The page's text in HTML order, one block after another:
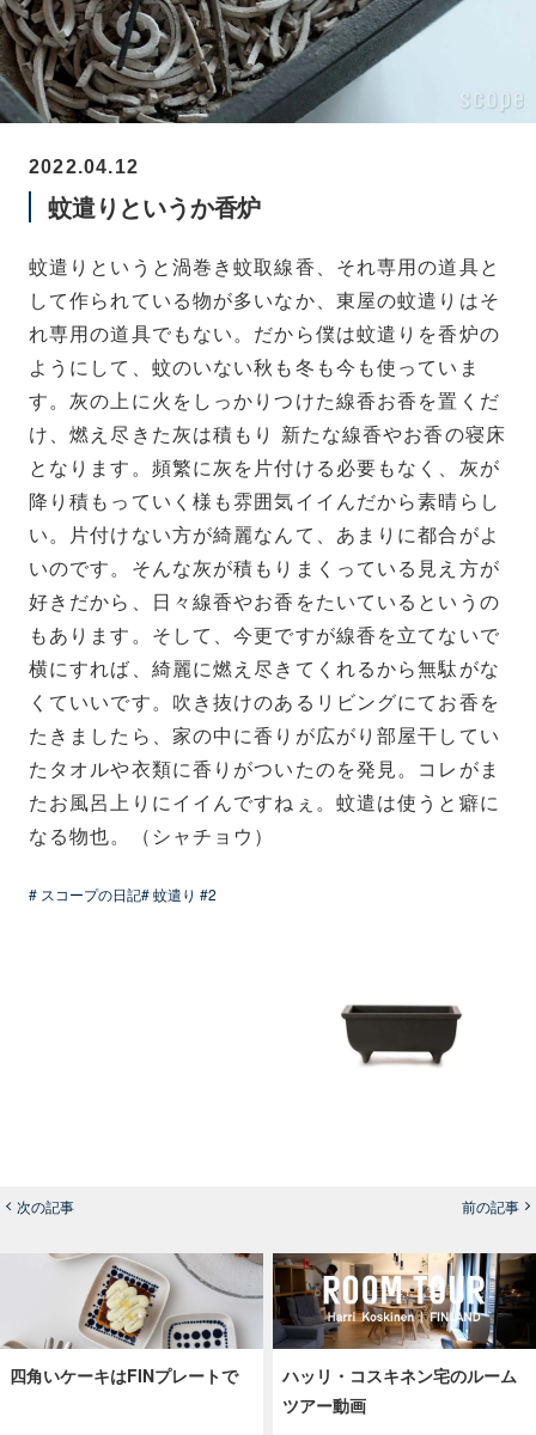
2022.04.12
蚊遣りというか香炉
蚊遣りというと渦巻き蚊取線香、それ専用の道具と
して作られている物が多いなか、東屋の蚊遣りはそ
れ専用の道具でもない。だから僕は蚊遣りを香炉の
ようにして、蚊のいない秋も冬も今も使っていま
す。 灰の上に火をしっかりつけた線香お香を置くだ
け、燃え尽きた灰は積もり 新たな線香やお香の寝床
となります。頻繁に灰を片付ける必要もなく、灰が
降り積もっていく様も雰囲気イイんだから素晴らし
い。片付けない方が綺麗なんて、あまりに都合がよ
いのです。そんな灰が積もりまくっている見え方が
好きだから、日々線香やお香をたいているというの
もあります。そして、今更ですが線香を立てないで
横にすれば、綺麗に燃え尽きてくれるから無駄がな
くていいです。吹き抜けのあるリビングにてお香を
たきましたら、家の中に香りが広がり部屋干してい
たタオルや衣類に香りがついたのを発見。コレがま
たお風呂上りにイイんですねぇ。蚊遣は使うと癖に
なる物也。（シャチョウ）
# スコープの日記# 蚊遣り #2
次の記事 前の記事
四角いケーキはFINプレートで
ハッリ・コスキネン宅のルーム
ツアー動画